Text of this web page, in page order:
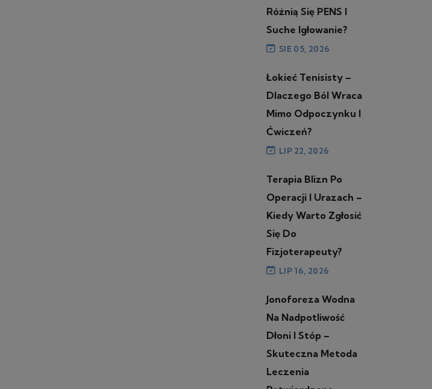
Różnią Się PENS I
Suche Igłowanie?
SIE 05, 2026
Łokieć Tenisisty –
Dlaczego Ból Wraca
Mimo Odpoczynku I
Ćwiczeń?
LIP 22, 2026
Terapia Blizn Po
Operacji I Urazach –
Kiedy Warto Zgłosić
Się Do
Fizjoterapeuty?
LIP 16, 2026
Jonoforeza Wodna
Na Nadpotliwość
Dłoni I Stóp –
Skuteczna Metoda
Leczenia